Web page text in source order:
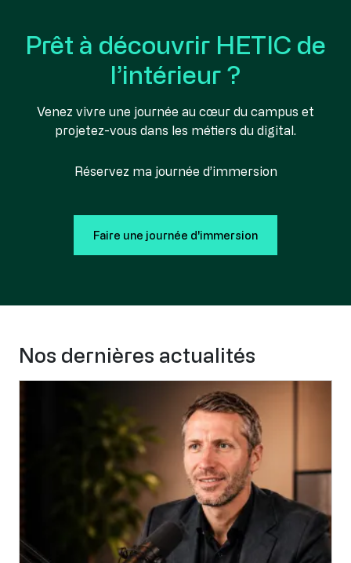
Prêt à découvrir HETIC de
l’intérieur ?
Venez vivre une journée au cœur du campus et
projetez-vous dans les métiers du digital.
Réservez ma journée d’immersion
Faire une journée d'immersion
Nos dernières actualités